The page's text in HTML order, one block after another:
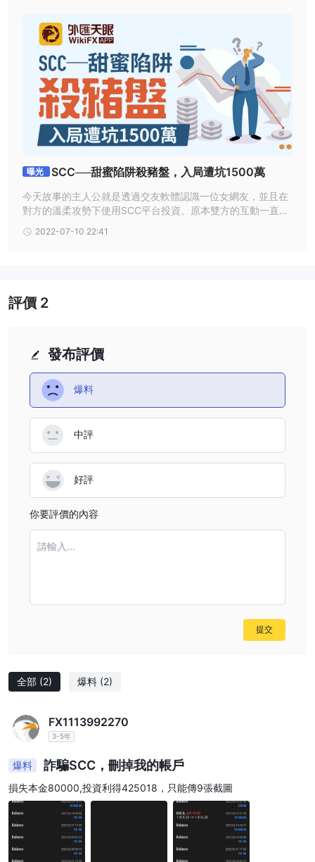
曝光 SCC──甜蜜陷阱殺豬盤，入局遭坑1500萬
今天故事的主人公就是透過交友軟體認識一位女網友，並且在
對方的溫柔攻勢下使用SCC平台投資。原本雙方的互動一直很
樣……。
2022-07-10 22:41
全部 (2) 爆料 (2)
FX1113992270
3-5年
爆料 詐騙SCC，刪掉我的帳戶
損失本金80000,投資利得425018，只能傳9張截圖
發布評價
爆料
中評
好評
你要評價的內容
請輸入...
提交
評價 2